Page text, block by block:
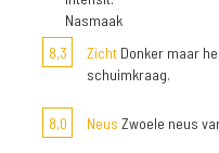
Nasmaak
8,3
Zicht Donker maar
schuimkraag.
8,0 Neus Zwoele neus